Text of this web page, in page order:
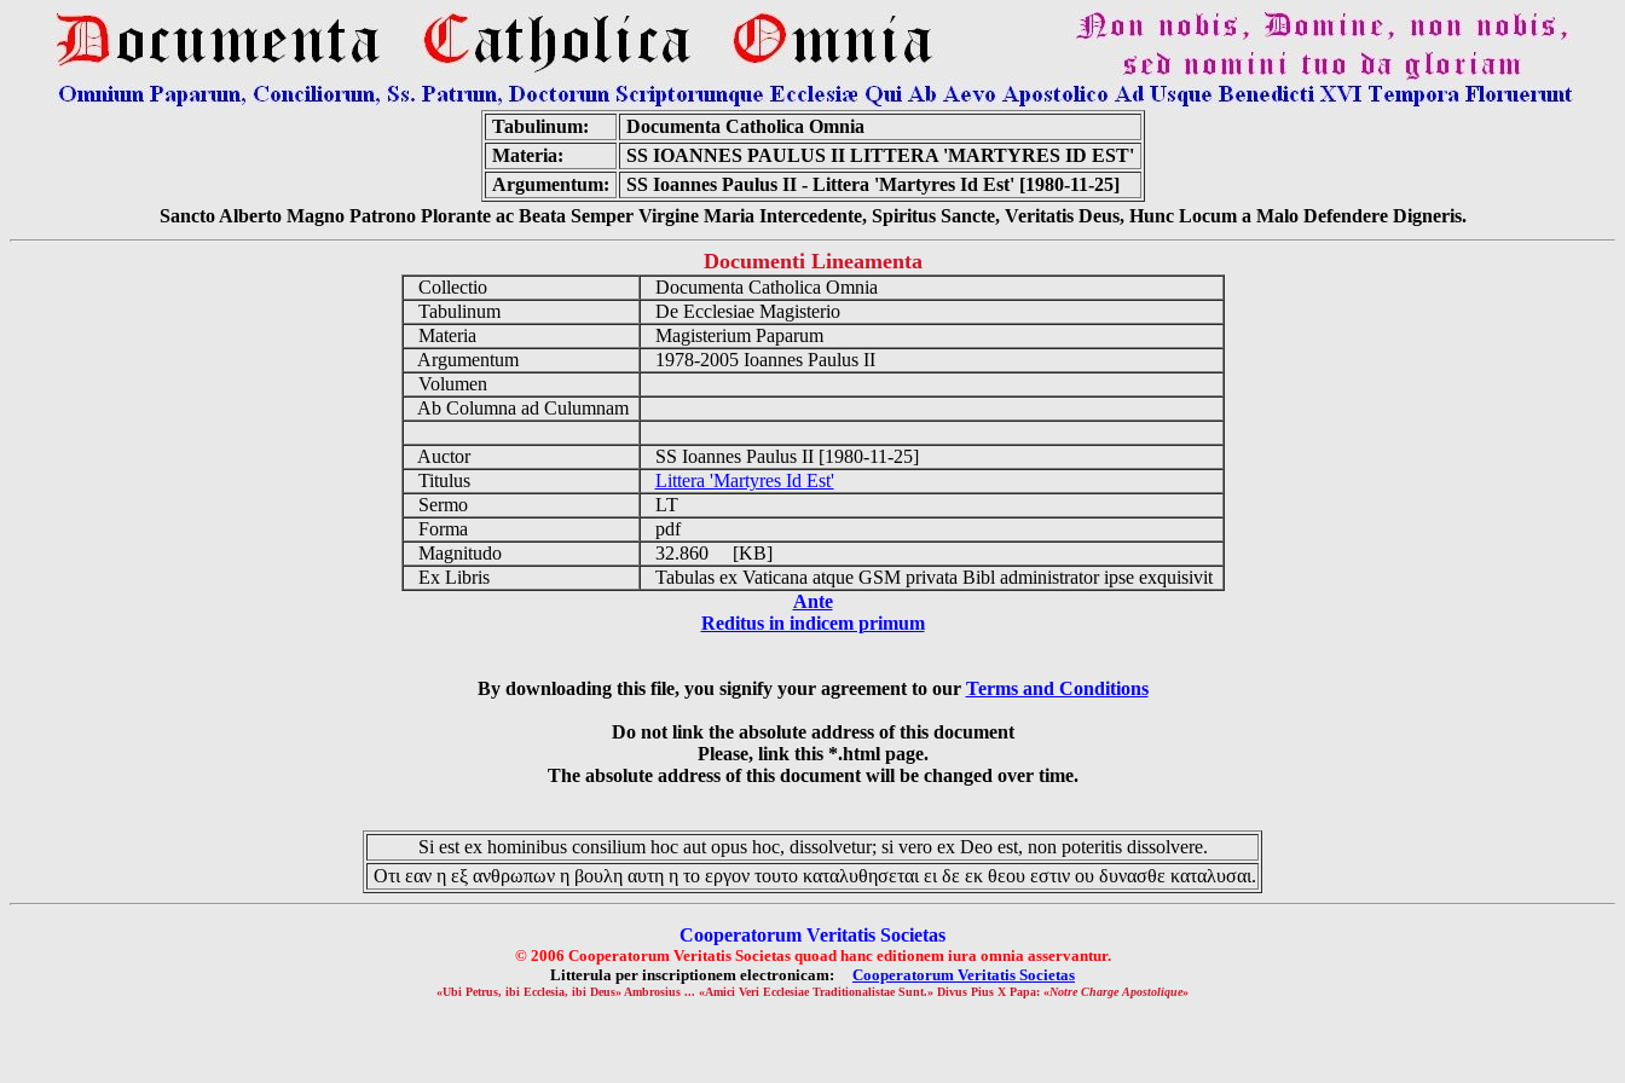
Tabulinum:
Documenta Catholica Omnia
Materia:
SS IOANNES PAULUS II LITTERA 'MARTYRES ID EST'
Argumentum:
SS Ioannes Paulus II - Littera 'Martyres Id Est' [1980-11-25]
Sancto Alberto Magno Patrono Plorante ac Beata Semper Virgine Maria Intercedente, Spiritus Sancte, Veritatis Deus, Hunc Locum a Malo Defendere Digneris.
Documenti Lineamenta
Collectio
Documenta Catholica Omnia
Tabulinum
De Ecclesiae Magisterio
Materia
Magisterium Paparum
Argumentum
1978-2005 Ioannes Paulus II
Volumen
Ab Columna ad Culumnam
Auctor
SS Ioannes Paulus II [1980-11-25]
Titulus
Littera 'Martyres Id Est'
Sermo
LT
Forma
pdf
Magnitudo
32.860 [KB]
Ex Libris
Tabulas ex Vaticana atque GSM privata Bibl administrator ipse exquisivit
Ante
Reditus in indicem primum
By downloading this file, you signify your agreement to our Terms and Conditions
Do not link the absolute address of this document
Please, link this *.html page.
The absolute address of this document will be changed over time.
Si est ex hominibus consilium hoc aut opus hoc, dissolvetur; si vero ex Deo est, non poteritis dissolvere.
Οτι εαν η εξ ανθρωπων η βουλη αυτη η το εργον τουτο καταλυθησεται ει δε εκ θεου εστιν ου δυνασθε καταλυσαι.
Cooperatorum Veritatis Societas
© 2006 Cooperatorum Veritatis Societas quoad hanc editionem iura omnia asservantur.
Litterula per inscriptionem electronicam: Cooperatorum Veritatis Societas
«Ubi Petrus, ibi Ecclesia, ibi Deus» Ambrosius ... «Amici Veri Ecclesiae Traditionalistae Sunt.» Divus Pius X Papa: «Notre Charge Apostolique»